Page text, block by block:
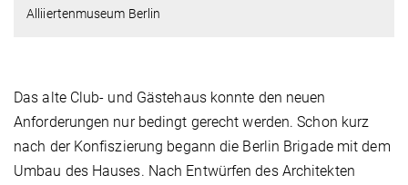
Alliiertenmuseum Berlin
Das alte Club- und Gästehaus konnte den neuen
Anforderungen nur bedingt gerecht werden. Schon kurz
nach der Konfiszierung begann die Berlin Brigade mit dem
Umbau des Hauses. Nach Entwürfen des Architekten